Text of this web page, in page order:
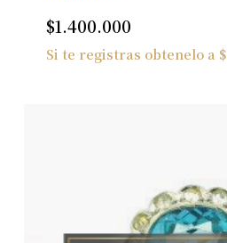
$1.400.000
Si te registras obtenelo a $